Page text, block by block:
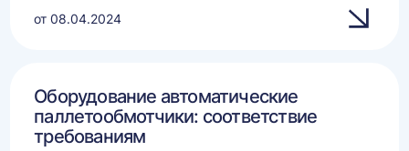
от 08.04.2024
Оборудование автоматические
паллетообмотчики: соответствие
требованиям